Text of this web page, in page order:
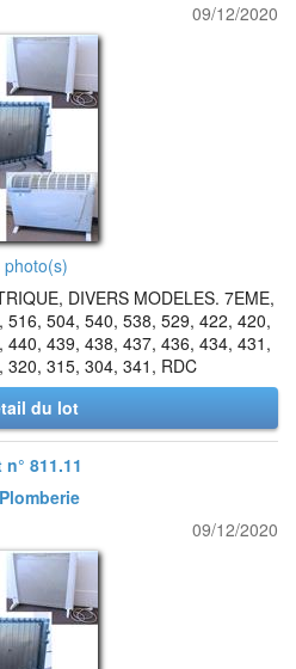
09/12/2020
photo(s)
DIVERS MODELES. 7EME,
504, 540, 538, 529, 422, 420,
439, 438, 437, 436, 434, 431,
315, 304, 341, RDC
du lot
n° 811.11
09/12/2020